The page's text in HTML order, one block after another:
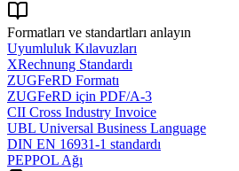
Formatları ve standartları anlayın
Uyumluluk Kılavuzları
XRechnung Standardı
ZUGFeRD Formatı
ZUGFeRD için PDF/A-3
CII Cross Industry Invoice
UBL Universal Business Language
DIN EN 16931-1 standardı
PEPPOL Ağı